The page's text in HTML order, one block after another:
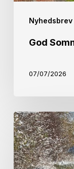
Nyhedsbrev
God
07/07/2026
Julehilsen